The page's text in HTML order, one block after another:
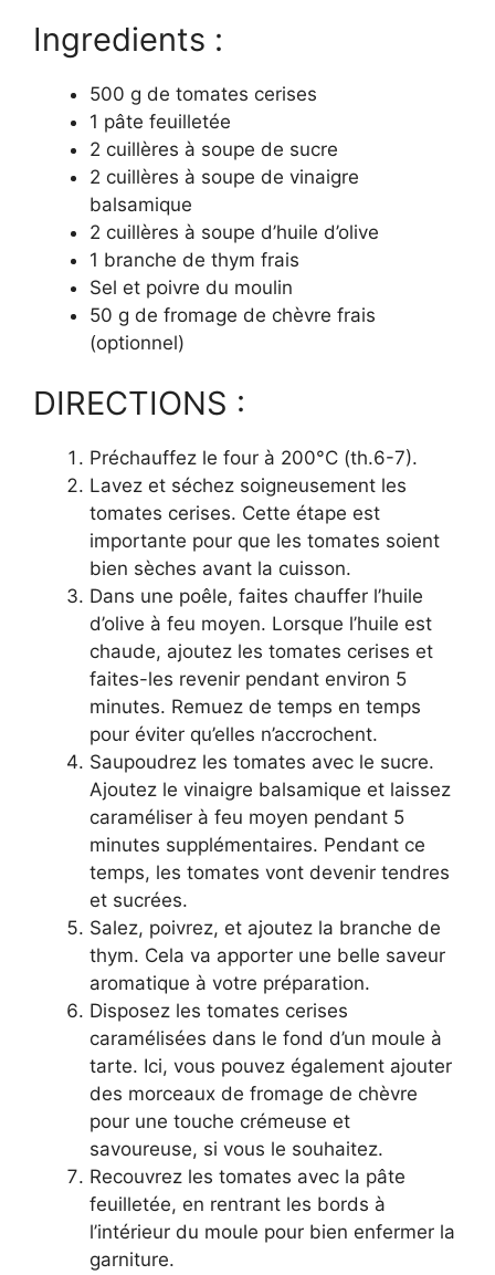
Ingredients :
500 g de tomates cerises
1 pâte feuilletée
2 cuillères à soupe de sucre
2 cuillères à soupe de vinaigre
balsamique
2 cuillères à soupe d’huile d’olive
1 branche de thym frais
Sel et poivre du moulin
50 g de fromage de chèvre frais
(optionnel)
DIRECTIONS :
Préchauffez le four à 200°C (th.6-7).
Lavez et séchez soigneusement les
tomates cerises. Cette étape est
importante pour que les tomates soient
bien sèches avant la cuisson.
Dans une poêle, faites chauffer l’huile
d’olive à feu moyen. Lorsque l’huile est
chaude, ajoutez les tomates cerises et
faites-les revenir pendant environ 5
minutes. Remuez de temps en temps
pour éviter qu’elles n’accrochent.
Saupoudrez les tomates avec le sucre.
Ajoutez le vinaigre balsamique et laissez
caraméliser à feu moyen pendant 5
minutes supplémentaires. Pendant ce
temps, les tomates vont devenir tendres
et sucrées.
Salez, poivrez, et ajoutez la branche de
thym. Cela va apporter une belle saveur
aromatique à votre préparation.
Disposez les tomates cerises
caramélisées dans le fond d’un moule à
tarte. Ici, vous pouvez également ajouter
des morceaux de fromage de chèvre
pour une touche crémeuse et
savoureuse, si vous le souhaitez.
Recouvrez les tomates avec la pâte
feuilletée, en rentrant les bords à
l’intérieur du moule pour bien enfermer la
garniture.